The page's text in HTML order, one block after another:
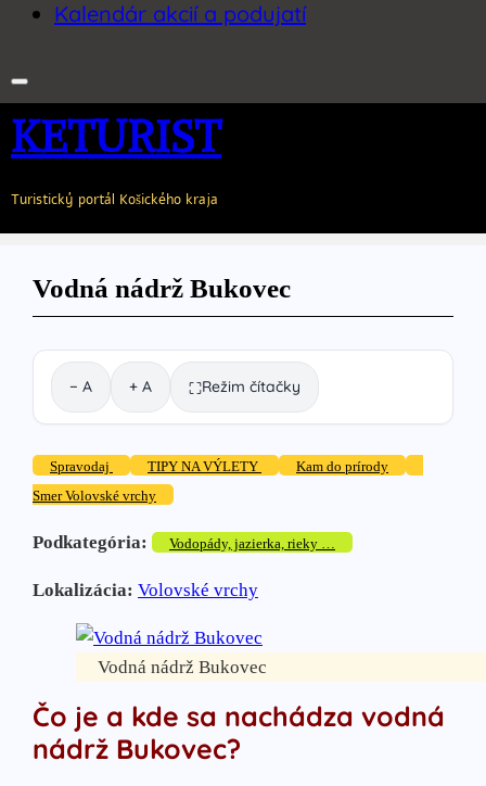
Kalendár akcií a podujatí
KETURIST
Turistický portál Košického kraja
Vodná nádrž Bukovec
− A + A ⛶Režim čítačky
Spravodaj TIPY NA VÝLETY
Kam do prírody
Smer Volovské vrchy
Podkategória: Vodopády, jazierka, rieky …
Lokalizácia: Volovské vrchy
Vodná nádrž Bukovec
Čo je a kde sa nachádza vodná
nádrž Bukovec?